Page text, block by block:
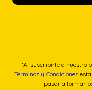
*Al suscribirte a nuestro
Términos y Condiciones
pasar a formar